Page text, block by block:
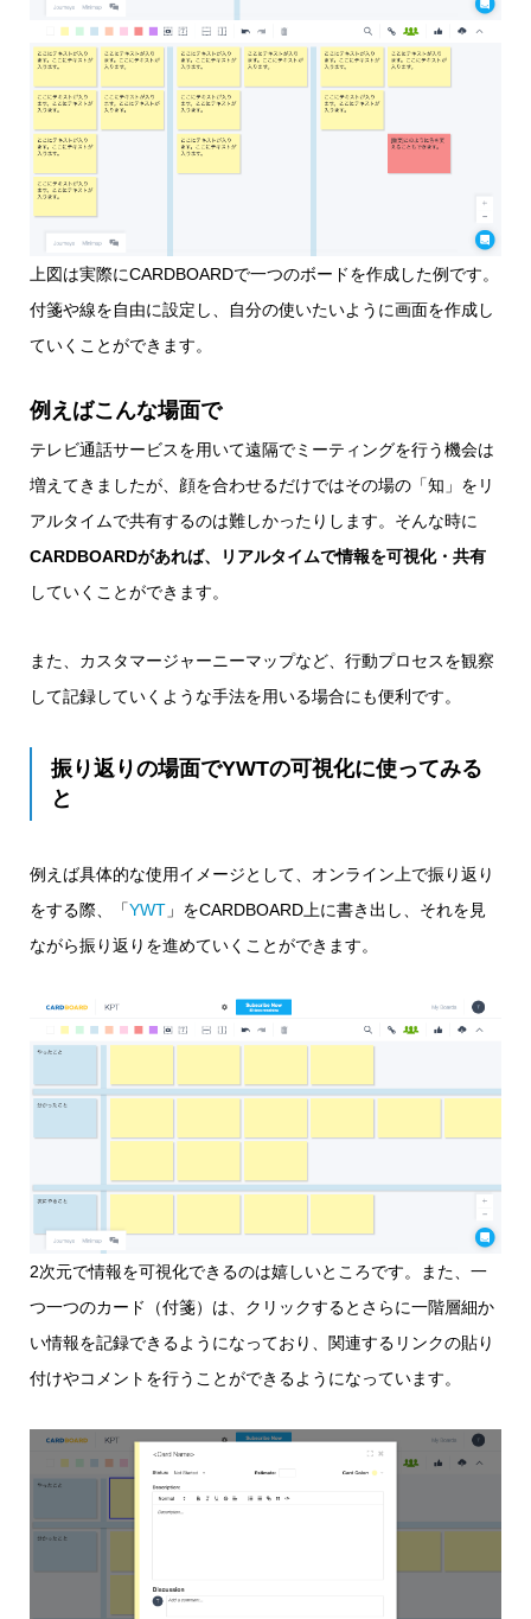
上図は実際にCARDBOARDで一つのボードを作成した例です。
付箋や線を自由に設定し、自分の使いたいように画面を作成し
ていくことができます。
例えばこんな場面で
テレビ通話サービスを用いて遠隔でミーティングを行う機会は
増えてきましたが、顔を合わせるだけではその場の「知」をリ
アルタイムで共有するのは難しかったりします。そんな時に
CARDBOARDがあれば、リアルタイムで情報を可視化・共有
していくことができます。
また、カスタマージャーニーマップなど、行動プロセスを観察
して記録していくような手法を用いる場合にも便利です。
振り返りの場面でYWTの可視化に使ってみる
と
例えば具体的な使用イメージとして、オンライン上で振り返り
をする際、「YWT 」をCARDBOARD上に書き出し、それを見
ながら振り返りを進めていくことができます。
2次元で情報を可視化できるのは嬉しいところです。また、一
つ一つのカード（付箋）は、クリックするとさらに一階層細か
い情報を記録できるようになっており、関連するリンクの貼り
付けやコメントを行うことができるようになっています。